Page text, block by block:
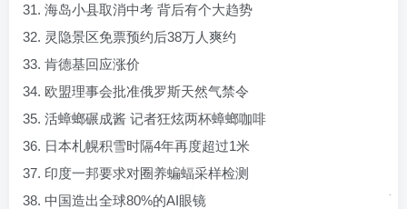
31. 海岛小县取消中考 背后有个大趋势
32. 灵隐景区免票预约后38万人爽约
33. 肯德基回应涨价
34. 欧盟理事会批准俄罗斯天然气禁令
35. 活蟑螂碾成酱 记者狂炫两杯蟑螂咖啡
36. 日本札幌积雪时隔4年再度超过1米
37. 印度一邦要求对圈养蝙蝠采样检测
38. 中国造出全球80%的AI眼镜